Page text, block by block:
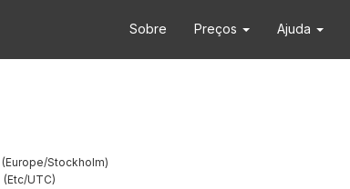
Sobre Preços Ajuda
Europe/Stockholm
Etc/UTC